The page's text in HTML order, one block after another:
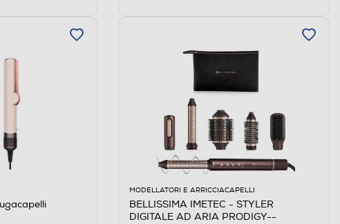
MODELLATORI E ARRICCIACAPELLI
BELLISSIMA IMETEC - STYLER
DIGITALE AD ARIA PRODIGY--